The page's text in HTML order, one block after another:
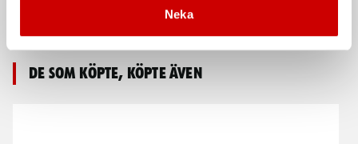
Neka
De som köpte, köpte även